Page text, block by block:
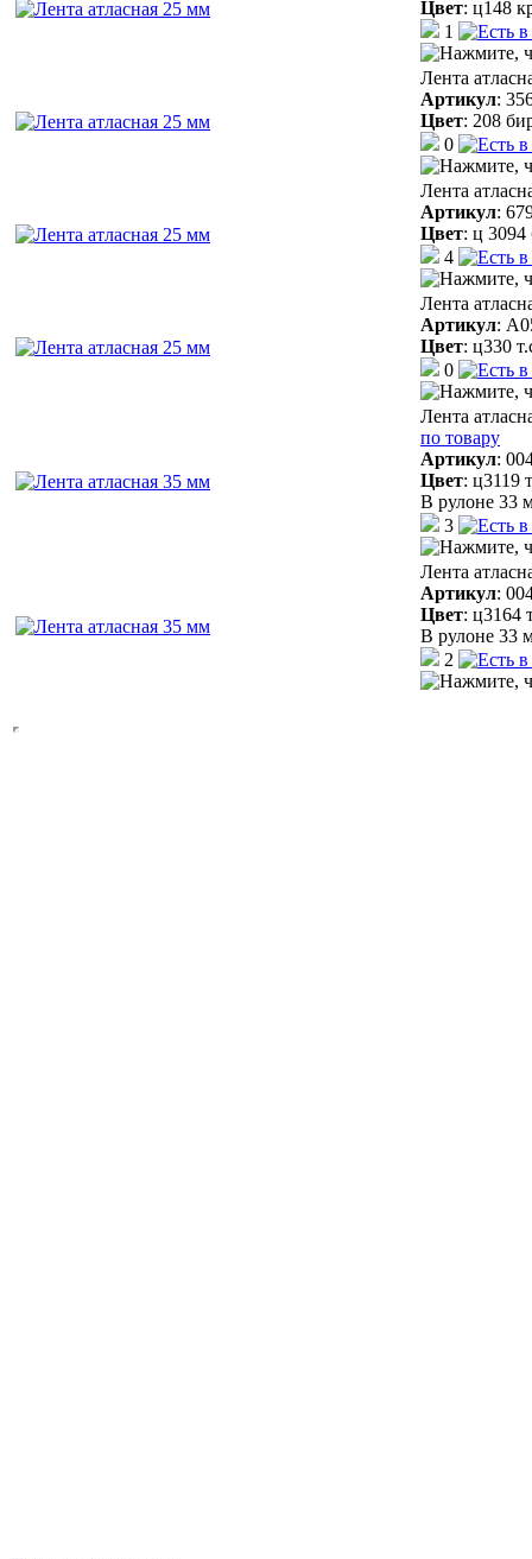
Цвет: ц148
1
Лента
Артикул:
Цвет: 208
0
Лента
Артикул:
Цвет: ц 3094
4
Лента
Артикул:
Цвет: ц330
0
Лента
по товару
Артикул:
Цвет: ц3119
В рулоне 33
3
Лента
Артикул:
Цвет: ц3164
В рулоне 33
2